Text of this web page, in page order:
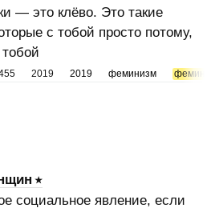
— это клёво. Это такие
с тобой просто потому,
2019 2019 феминизм
социальное явление, если